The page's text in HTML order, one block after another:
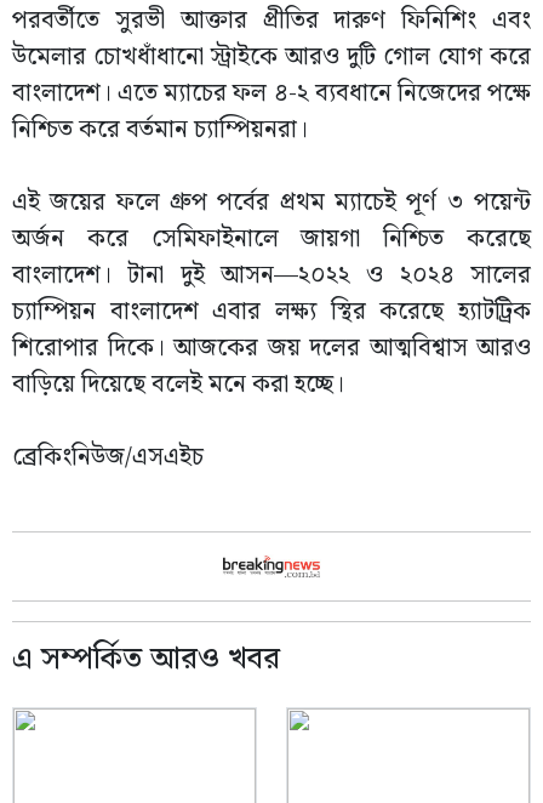
পরবর্তীতে সুরভী আক্তার প্রীতির দারুণ ফিনিশিং এবং
উমেলার চোখধাঁধানো স্ট্রাইকে আরও দুটি গোল যোগ করে
বাংলাদেশ। এতে ম্যাচের ফল ৪-২ ব্যবধানে নিজেদের পক্ষে
নিশ্চিত করে বর্তমান চ্যাম্পিয়নরা।
এই জয়ের ফলে গ্রুপ পর্বের প্রথম ম্যাচেই পূর্ণ ৩ পয়েন্ট
অর্জন করে সেমিফাইনালে জায়গা নিশ্চিত করেছে
বাংলাদেশ। টানা দুই আসন—২০২২ ও ২০২৪ সালের
চ্যাম্পিয়ন বাংলাদেশ এবার লক্ষ্য স্থির করেছে হ্যাটট্রিক
শিরোপার দিকে। আজকের জয় দলের আত্মবিশ্বাস আরও
বাড়িয়ে দিয়েছে বলেই মনে করা হচ্ছে।
ব্রেকিংনিউজ/এসএইচ
এ সম্পর্কিত আরও খবর